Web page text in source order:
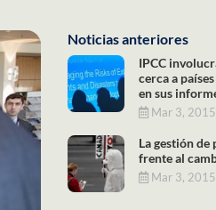
Noticias anteriores
IPCC
cerca a
en sus
Mar 3, 2015
La gestión de
frente al
Mar 3, 2015